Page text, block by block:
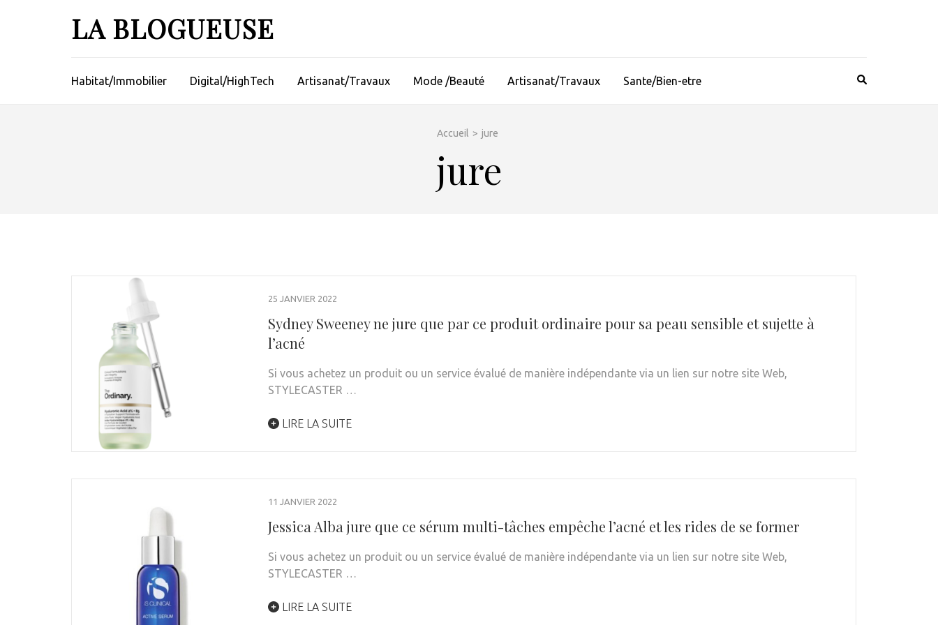
LA BLOGUEUSE
Habitat/Immobilier Digital/HighTech Artisanat/Travaux Mode /Beauté Artisanat/Travaux Sante/Bien-etre
Accueil > jure
jure
25 JANVIER 2022
Sydney Sweeney ne jure que par ce produit ordinaire pour sa peau sensible et sujette à
l’acné
Si vous achetez un produit ou un service évalué de manière indépendante via un lien sur notre site Web,
STYLECASTER …
LIRE LA SUITE
11 JANVIER 2022
Jessica Alba jure que ce sérum multi-tâches empêche l’acné et les rides de se former
Si vous achetez un produit ou un service évalué de manière indépendante via un lien sur notre site Web,
STYLECASTER …
LIRE LA SUITE